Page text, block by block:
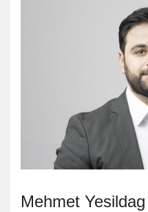
Mehmet Yesildag